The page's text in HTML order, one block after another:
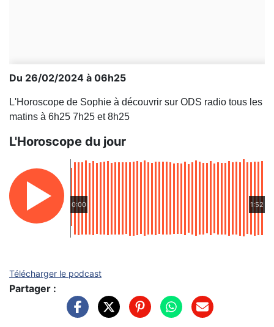
Du 26/02/2024 à 06h25
L'Horoscope de Sophie à découvrir sur ODS radio tous les
matins à 6h25 7h25 et 8h25
L'Horoscope du jour
0:00 1:52
Télécharger le podcast
Partager :